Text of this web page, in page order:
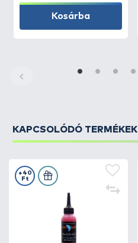
Kosárba
KAPCSOLÓDÓ TERMÉKEK
+40
Ft